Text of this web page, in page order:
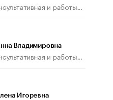
и работы...
Владимировна
и работы...
Игоревна